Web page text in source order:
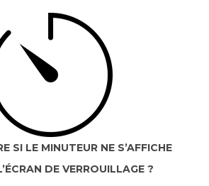
SI LE MINUTEUR NE S’AFFICHE
DE VERROUILLAGE ?